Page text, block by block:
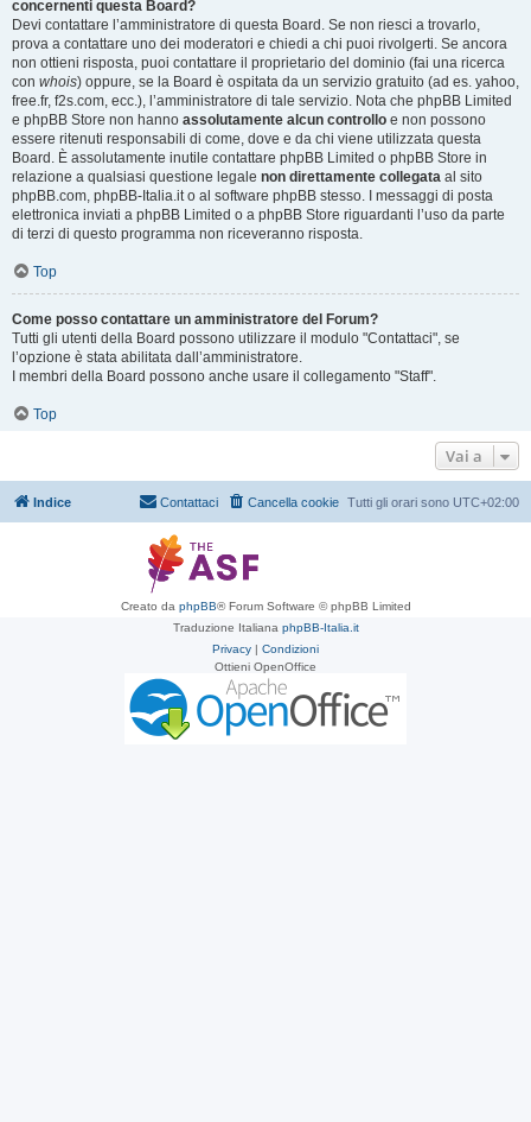
concernenti questa Board?
Devi contattare l’amministratore di questa Board. Se non riesci a trovarlo,
prova a contattare uno dei moderatori e chiedi a chi puoi rivolgerti. Se ancora
non ottieni risposta, puoi contattare il proprietario del dominio (fai una ricerca
con whois) oppure, se la Board è ospitata da un servizio gratuito (ad es. yahoo,
free.fr, f2s.com, ecc.), l’amministratore di tale servizio. Nota che phpBB Limited
e phpBB Store non hanno assolutamente alcun controllo e non possono
essere ritenuti responsabili di come, dove e da chi viene utilizzata questa
Board. È assolutamente inutile contattare phpBB Limited o phpBB Store in
relazione a qualsiasi questione legale non direttamente collegata al sito
phpBB.com, phpBB-Italia.it o al software phpBB stesso. I messaggi di posta
elettronica inviati a phpBB Limited o a phpBB Store riguardanti l’uso da parte
di terzi di questo programma non riceveranno risposta.
Top
Come posso contattare un amministratore del Forum?
Tutti gli utenti della Board possono utilizzare il modulo "Contattaci", se
l’opzione è stata abilitata dall’amministratore.
I membri della Board possono anche usare il collegamento "Staff".
Top
Vai a
Indice Tutti gli orari sono UTC+02:00
Cancella cookie
Contattaci
Creato da phpBB® Forum Software © phpBB Limited
Traduzione Italiana phpBB-Italia.it
Privacy | Condizioni
Ottieni OpenOffice